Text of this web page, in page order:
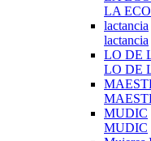
LA
lactancia
lactancia
LO DE
LO DE
MUDIC
MUDIC